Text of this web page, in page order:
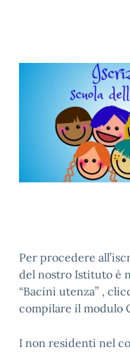
Per procedere
del nostro Istituto è
“Bacini utenza” ,
compilare il modulo
I non residenti nel